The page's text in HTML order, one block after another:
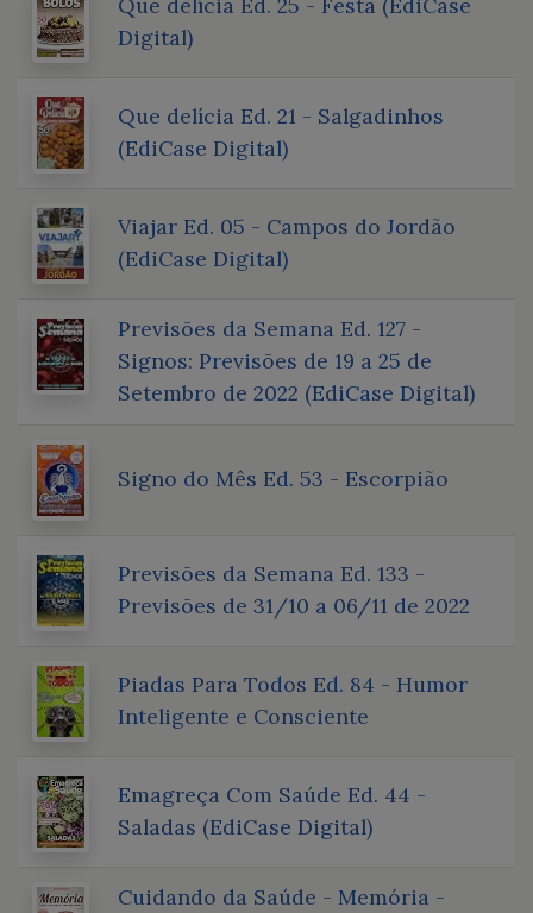
Digital)
Que delícia Ed. 21 - Salgadinhos
(EdiCase Digital)
Viajar Ed. 05 - Campos do Jordão
(EdiCase Digital)
Previsões da Semana Ed. 127 -
Signos: Previsões de 19 a 25 de
Setembro de 2022 (EdiCase Digital)
Signo do Mês Ed. 53 - Escorpião
Previsões da Semana Ed. 133 -
Previsões de 31/10 a 06/11 de 2022
Piadas Para Todos Ed. 84 - Humor
Inteligente e Consciente
Emagreça Com Saúde Ed. 44 -
Saladas (EdiCase Digital)
Cuidando da Saúde - Memória -